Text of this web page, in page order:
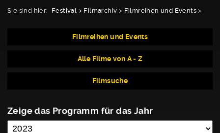
Sie sind hier: Festival > Filmarchiv > Filmreihen und Events >
Filmreihen und Events
Alle Filme von A - Z
Filmsuche
Zeige das Programm für das Jahr